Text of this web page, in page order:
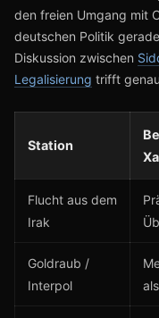
den freien Umgang mit
deutschen Politik
Diskussion zwischen
Legalisierung trifft
Station
Flucht aus dem
Irak
Goldraub /
Interpol